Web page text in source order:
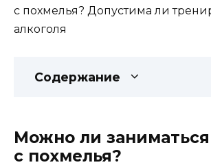
с похмелья? Допустима ли
алкоголя
Содержание
Можно ли
с похмелья?